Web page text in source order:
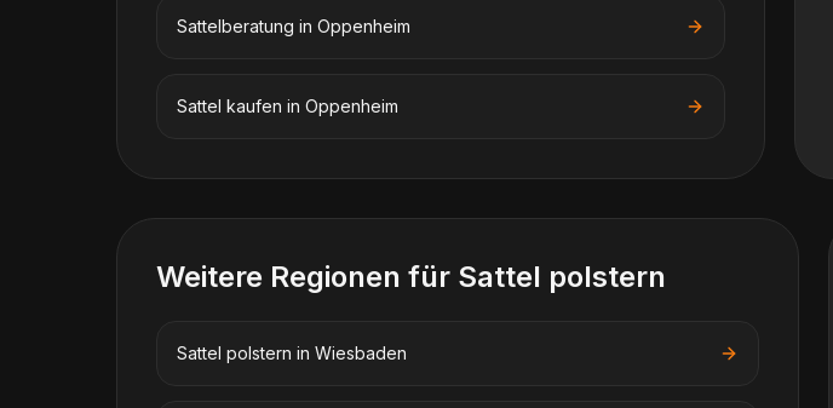
Sattelberatung in Oppenheim
Sattel kaufen in Oppenheim
Weitere Regionen für Sattel polstern
Sattel polstern in Wiesbaden